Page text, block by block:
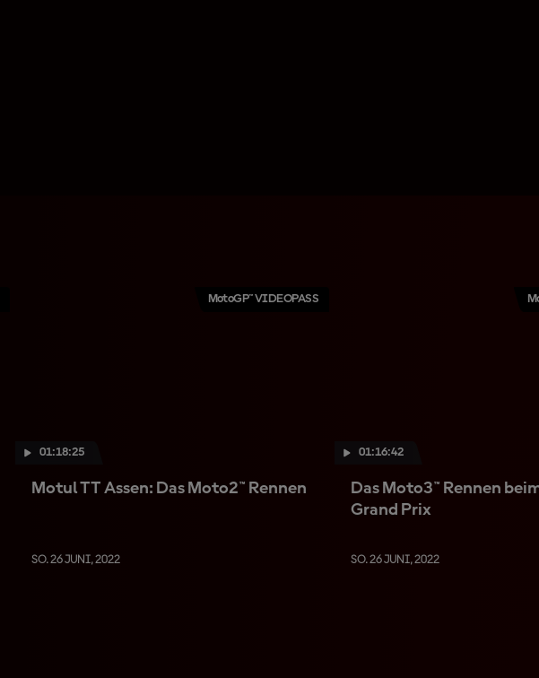
01:18:25
MotoGP™ VIDEOPASS
Motul TT Assen: Das Moto2™ Rennen
SO. 26 JUNI, 2022
01:16:42
Das Moto3™ Rennen
Grand Prix
SO. 26 JUNI, 2022